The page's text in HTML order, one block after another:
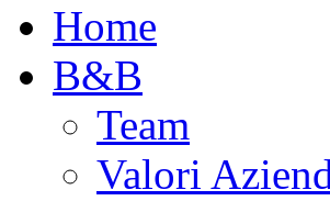
Home
B&B
Team
Valori